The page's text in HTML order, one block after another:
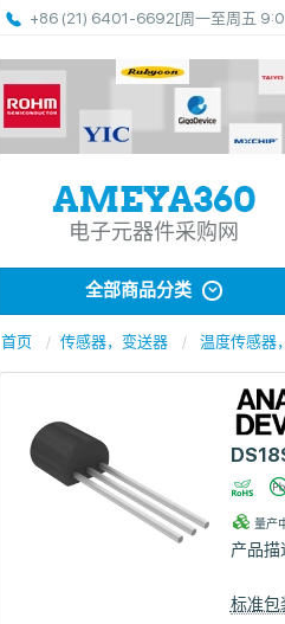
+86 (21) 6401-6692[周一至周五
电子元器件采购网
全部商品分类
首页 传感器，变送器 温度传感器
量产
产品描
标准包